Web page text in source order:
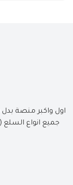
اول واكبر منصة بدل
جميع انواع السلع